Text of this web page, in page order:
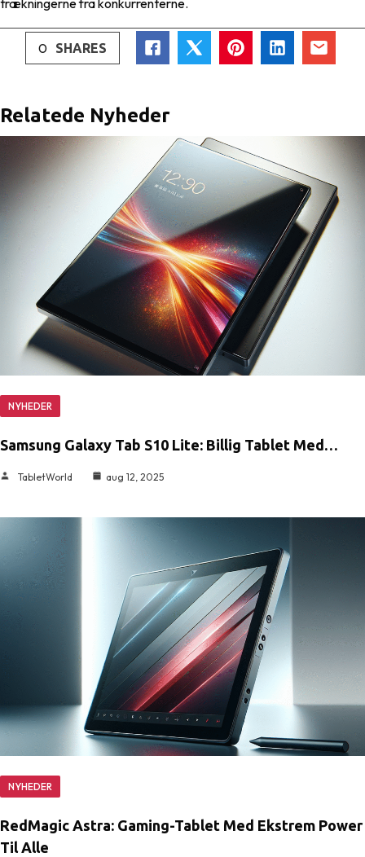
trækningerne fra konkurrenterne.
0 SHARES
Relatede Nyheder
NYHEDER
Samsung Galaxy Tab S10 Lite: Billig Tablet Med…
TabletWorld aug 12, 2025
NYHEDER
RedMagic Astra: Gaming-Tablet Med Ekstrem Power
Til Alle